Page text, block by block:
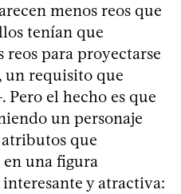
menos reos que
tenían que
para proyectarse
un requisito que
Pero el hecho es que
un personaje
que
una figura
y atractiva: